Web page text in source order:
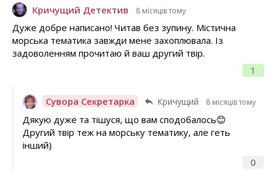
Кричущий Детектив 8 місяців тому
1
Дуже добре написано! Читав без зупину. Містична
морська тематика завжди мене захоплювала. Із
задоволенням прочитаю й ваш другий твір.
Сувора Секретарка Кричущий 8 місяців тому
0
Дякую дуже та тішуся, що вам сподобалось😊
Другий твір теж на морську тематику, але геть
інший)